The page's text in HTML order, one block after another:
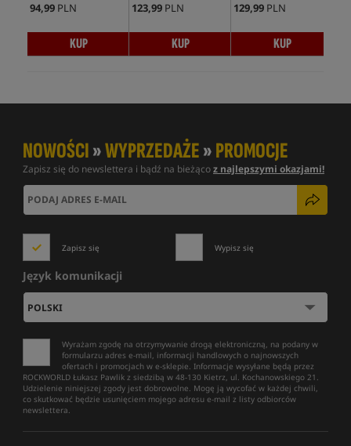
94,99 PLN
KUP
123,99 PLN
KUP
129,99 PLN
KUP
NOWOŚCI»WYPRZEDAŻE»PROMOCJE
Zapisz się do newslettera i bądź na bieżącoz najlepszymi okazjami!
Zapisz się Wypisz się
Język komunikacji
Wyrażam zgodę na otrzymywanie drogą elektroniczną, na podany w
formularzu adres e-mail, informacji handlowych o najnowszych
ofertach i promocjach w e-sklepie. Informacje wysyłane będą przez
ROCKWORLD Łukasz Pawlik z siedzibą w 48-130 Kietrz, ul. Kochanowskiego 21.
Udzielenie niniejszej zgody jest dobrowolne. Mogę ją wycofać w każdej chwili,
co skutkować będzie usunięciem mojego adresu e-mail z listy odbiorców
newslettera.